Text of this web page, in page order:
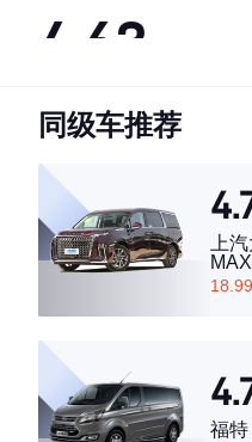
4.63
·外观表现一般，低于65%同
·空间表现较为优秀，优于
同级车推荐
上
福特